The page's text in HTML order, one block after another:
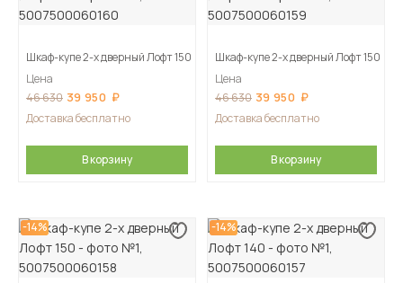
Шкаф-купе 2-х дверный Лофт 150
Цена
46 630 39 950
Доставка бесплатно
В корзину
Шкаф-купе 2-х дверный Лофт 150
Цена
46 630 39 950
Доставка бесплатно
В корзину
-14% -14%